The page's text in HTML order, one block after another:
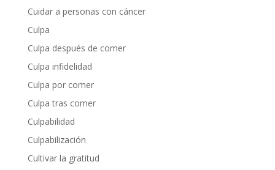
Cuidar a personas con cáncer
Culpa
Culpa después de comer
Culpa infidelidad
Culpa por comer
Culpa tras comer
Culpabilidad
Culpabilización
Cultivar la gratitud